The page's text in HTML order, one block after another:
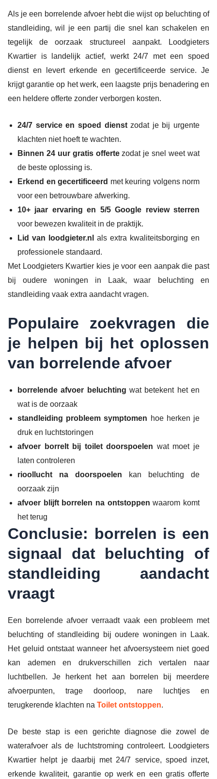
Als je een borrelende afvoer hebt die wijst op beluchting of
standleiding, wil je een partij die snel kan schakelen en
tegelijk de oorzaak structureel aanpakt. Loodgieters
Kwartier is landelijk actief, werkt 24/7 met een spoed
dienst en levert erkende en gecertificeerde service. Je
krijgt garantie op het werk, een laagste prijs benadering en
een heldere offerte zonder verborgen kosten.
24/7 service en spoed dienstzodat je bij urgente
klachten niet hoeft te wachten.
Binnen 24 uur gratis offertezodat je snel weet wat
de beste oplossing is.
Erkend en gecertificeerd met keuring volgens norm
voor een betrouwbare afwerking.
10+ jaar ervaring en 5/5 Google review sterren
voor bewezen kwaliteit in de praktijk.
Lid van loodgieter.nl
als extra kwaliteitsborging en
professionele standaard.
Met Loodgieters Kwartier kies je voor een aanpak die past
bij oudere woningen in Laak, waar beluchting en
standleiding vaak extra aandacht vragen.
Populaire zoekvragen die
je helpen bij het oplossen
van borrelende afvoer
borrelende afvoer beluchting wat betekent het en
wat is de oorzaak
standleiding probleem symptomen hoe herken je
druk en luchtstoringen
afvoer borrelt bij toilet doorspoelen wat moet je
laten controleren
rioollucht na doorspoelen kan beluchting de
oorzaak zijn
afvoer blijft borrelen na ontstoppen waarom komt
het terug
Conclusie: borrelen is een
signaal dat beluchting of
standleiding aandacht
vraagt
Een borrelende afvoer verraadt vaak een probleem met
beluchting of standleiding bij oudere woningen in Laak.
Het geluid ontstaat wanneer het afvoersysteem niet goed
kan ademen en drukverschillen zich vertalen naar
luchtbellen. Je herkent het aan borrelen bij meerdere
afvoerpunten, trage doorloop, nare luchtjes en
terugkerende klachten na Toilet ontstoppen.
De beste stap is een gerichte diagnose die zowel de
waterafvoer als de luchtstroming controleert. Loodgieters
Kwartier helpt je daarbij met 24/7 service, spoed inzet,
erkende kwaliteit, garantie op werk en een gratis offerte